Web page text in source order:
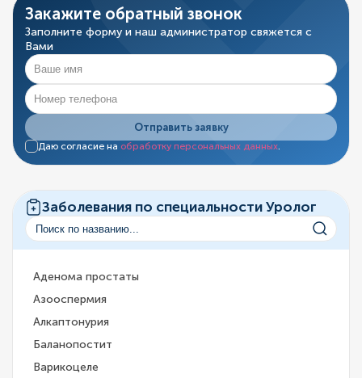
Закажите обратный звонок
Заполните форму и наш администратор свяжется с
Вами
Отправить заявку
Даю согласие на обработку персональных данных.
Заболевания по специальности Уролог
Аденома простаты
Азооспермия
Алкаптонурия
Баланопостит
Варикоцеле